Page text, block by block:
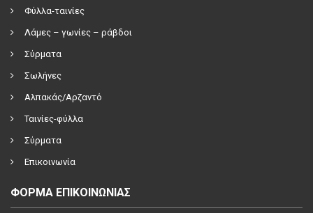
Φύλλα-ταινίες
Λάμες – γωνίες – ράβδοι
Σύρματα
Σωλήνες
Αλπακάς/Αρζαντό
Ταινίες-φύλλα
Σύρματα
Επικοινωνία
ΦΟΡΜΑ ΕΠΙΚΟΙΝΩΝΙΑΣ